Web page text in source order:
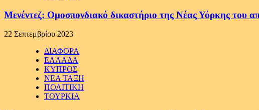
Μενέντεζ: Ομοσπονδιακό δικαστήριο της Νέας Υόρκης του
22 Σεπτεμβρίου 2023
ΔΙΑΦΟΡΑ
ΕΛΛΑΔΑ
ΚΥΠΡΟΣ
ΝΕΑ ΤΑΞΗ
ΠΟΛΙΤΙΚΗ
ΤΟΥΡΚΙΑ